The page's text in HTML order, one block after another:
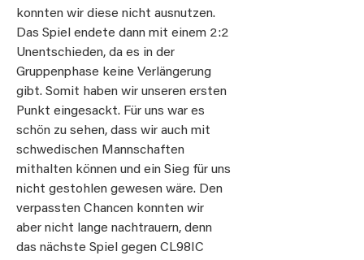
konnten wir diese nicht ausnutzen.
Das Spiel endete dann mit einem 2:2
Unentschieden, da es in der
Gruppenphase keine Verlängerung
gibt. Somit haben wir unseren ersten
Punkt eingesackt. Für uns war es
schön zu sehen, dass wir auch mit
schwedischen Mannschaften
mithalten können und ein Sieg für uns
nicht gestohlen gewesen wäre. Den
verpassten Chancen konnten wir
aber nicht lange nachtrauern, denn
das nächste Spiel gegen CL98IC